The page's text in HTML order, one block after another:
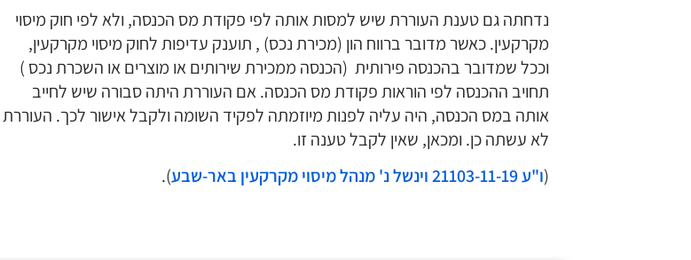
נדחתה גם טענת העוררת שיש למסות אותה לפי פקודת מס הכנסה, ולא לפי חוק מיסוי
מקרקעין. כאשר מדובר ברווח הון (מכירת נכס) , תוענק עדיפות לחוק מיסוי מקרקעין,
וככל שמדובר בהכנסה פירותית (הכנסה ממכירת שירותים או מוצרים או השכרת נכס )
תחויב ההכנסה לפי הוראות פקודת מס הכנסה. אם העוררת היתה סבורה שיש לחייב
אותה במס הכנסה, היה עליה לפנות מיוזמתה לפקיד השומה ולקבל אישור לכך. העוררת
לא עשתה כן. ומכאן, שאין לקבל טענה זו.
(ו"ע 21103-11-19 וינשל נ' מנהל מיסוי מקרקעין באר-שבע ).